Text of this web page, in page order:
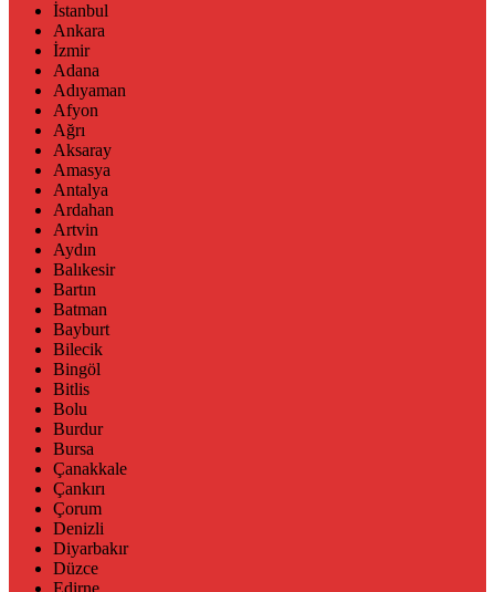
İstanbul
Ankara
İzmir
Adana
Adıyaman
Afyon
Ağrı
Aksaray
Amasya
Antalya
Ardahan
Artvin
Aydın
Balıkesir
Bartın
Batman
Bayburt
Bilecik
Bingöl
Bitlis
Bolu
Burdur
Bursa
Çanakkale
Çankırı
Çorum
Denizli
Diyarbakır
Düzce
Edirne